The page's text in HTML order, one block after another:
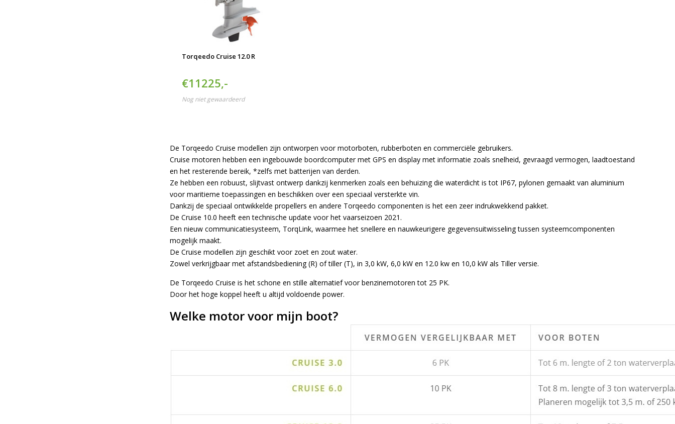
Torqeedo Cruise 12.0 R
€11225,-
Nog niet gewaardeerd
De Torqeedo Cruise modellen zijn ontworpen voor motorboten, rubberboten en commerciële gebruikers.
Cruise motoren hebben een ingebouwde boordcomputer met GPS en display met informatie zoals snelheid, gevraagd vermogen, laadtoestand
en het resterende bereik, *zelfs met batterijen van derden.
Ze hebben een robuust, slijtvast ontwerp dankzij kenmerken zoals een behuizing die waterdicht is tot IP67, pylonen gemaakt van aluminium
voor maritieme toepassingen en beschikken over een speciaal versterkte vin.
Dankzij de speciaal ontwikkelde propellers en andere Torqeedo componenten is het een zeer indrukwekkend pakket.
De Cruise 10.0 heeft een technische update voor het vaarseizoen 2021.
Een nieuw communicatiesysteem, TorqLink, waarmee het snellere en nauwkeurigere gegevensuitwisseling tussen systeemcomponenten
mogelijk maakt.
De Cruise modellen zijn geschikt voor zoet en zout water.
Zowel verkrijgbaar met afstandsbediening (R) of tiller (T), in 3,0 kW, 6,0 kW en 12.0 kw en 10,0 kW als Tiller versie.
De Torqeedo Cruise is het schone en stille alternatief voor benzinemotoren tot 25 PK.
Door het hoge koppel heeft u altijd voldoende power.
Welke motor voor mijn boot?